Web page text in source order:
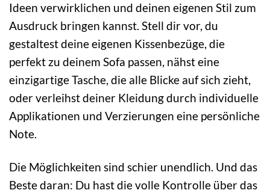
Ideen verwirklichen und deinen eigenen Stil zum
Ausdruck bringen kannst. Stell dir vor, du
gestaltest deine eigenen Kissenbezüge, die
perfekt zu deinem Sofa passen, nähst eine
einzigartige Tasche, die alle Blicke auf sich zieht,
oder verleihst deiner Kleidung durch individuelle
Applikationen und Verzierungen eine persönliche
Note.
Die Möglichkeiten sind schier unendlich. Und das
Beste daran: Du hast die volle Kontrolle über das